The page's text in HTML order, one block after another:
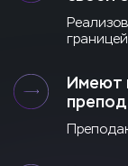
границей
Имеют